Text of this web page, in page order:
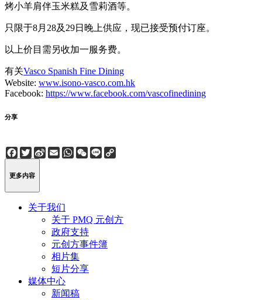
烤小羊肩伴玉米糕及雪莉酒等。
只限于8月28及29日晚上供应，现已接受预付订座。
以上价目需另收加一服务费。
有关Vasco Spanish Fine Dining
Website: www.isono-vasco.com.hk
Facebook: https://www.facebook.com/vascofinedining
分享
Facebook
Twitter
Sina
Weibo
EmailWhatsApp
WeChat
Line
更多内容
关于我们
关于 PMQ 元创方
政府支持
元创方事件簿
相片集
短片分享
媒体中心
新闻稿